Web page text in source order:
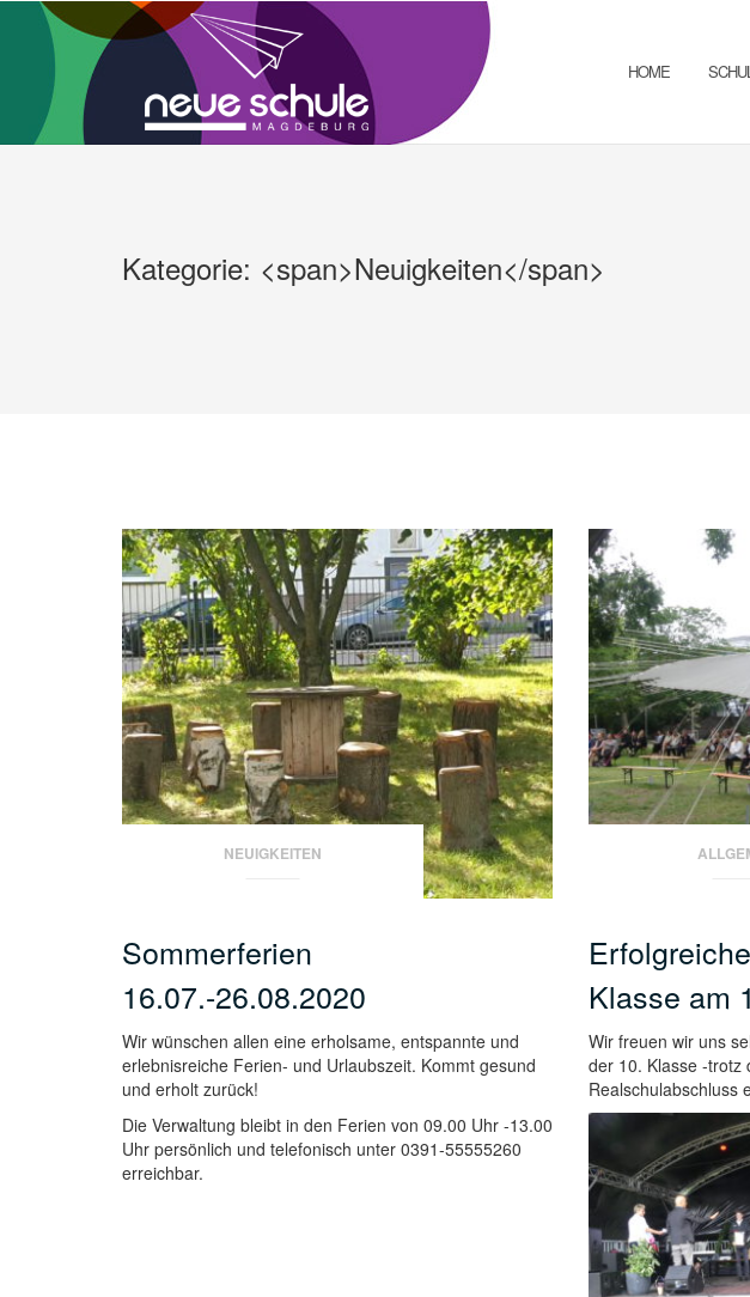
springen
HOME
Kategorie: <span>Neuigkeiten</span>
NEUIGKEITEN
Sommerferien
16.07.-26.08.2020
Wir wünschen allen eine erholsame, entspannte und
erlebnisreiche Ferien- und Urlaubszeit. Kommt gesund
und erholt zurück!
Die Verwaltung bleibt in den Ferien von 09.00 Uhr -13.00
Uhr persönlich und telefonisch unter 0391-55555260
erreichbar.
Klasse am
Wir freuen wir uns
der 10. Klasse -trotz
Realschulabschluss